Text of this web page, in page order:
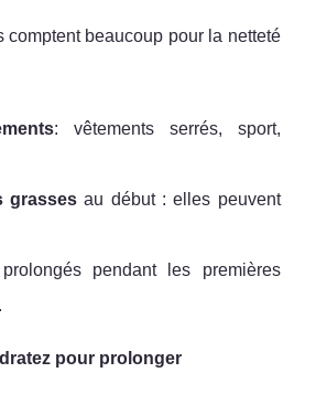
comptent beaucoup pour la netteté
: vêtements serrés, sport,
grassesau début : elles peuvent
pendant les premières
pour prolonger